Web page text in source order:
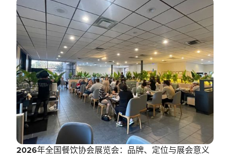
‍2026年全国餐饮协会展览会：品牌、定位与展会意义